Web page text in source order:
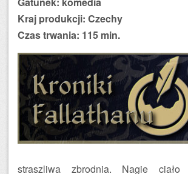
Kraj produkcji: Czechy
Czas trwania: 115 min.
straszliwa zbrodnia. Nagie ciało